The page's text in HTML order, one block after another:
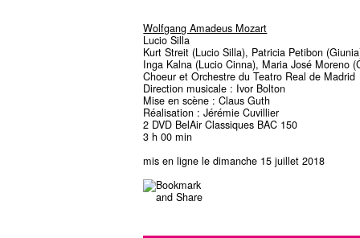
Wolfgang Amadeus Mozart
Lucio Silla
Kurt Streit (Lucio Silla), Patricia Petibon
Inga Kalna (Lucio Cinna), Maria José Moreno
Choeur et Orchestre du Teatro Real de Madrid
Direction musicale : Ivor Bolton
Mise en scène : Claus Guth
Réalisation : Jérémie Cuvillier
2 DVD BelAir Classiques BAC 150
3 h 00 min
mis en ligne le dimanche 15 juillet 2018